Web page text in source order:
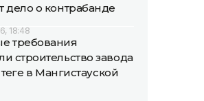
дело о контрабанде
18:48
требования
строительство завода
в Мангистауской